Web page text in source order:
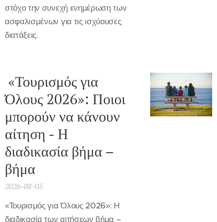
στόχο την συνεχή ενημέρωση των
ασφαλισμένων για τις ισχύουσες
διατάξεις.
«Τουρισμός για
Όλους 2026»: Ποιοι
μπορούν να κάνουν
αίτηση - Η
διαδικασία βήμα –
βήμα
2026-08-05
«Τουρισμός για Όλους 2026»: Η
διαδικασία των αιτήσεων βήμα –